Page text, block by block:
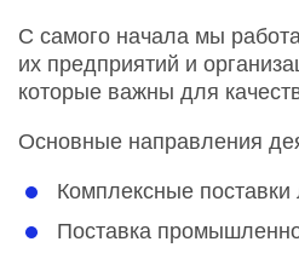
С самого начала мы
их предприятий и
которые важны для
Основные направления
Комплексные поставки
Поставка